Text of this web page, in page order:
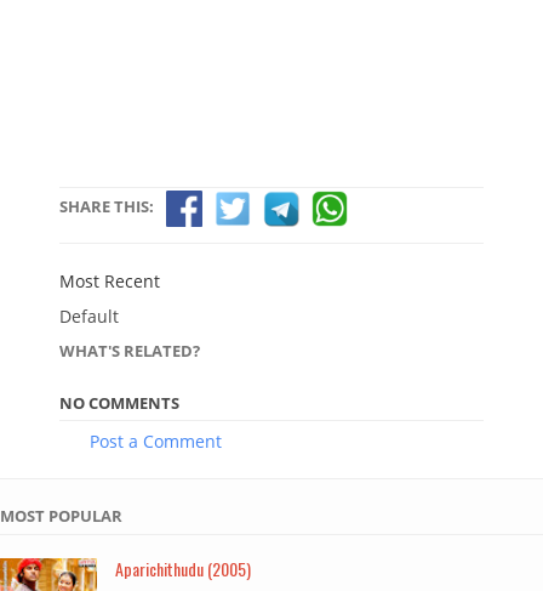
SHARE THIS:
Most Recent
Default
WHAT'S RELATED?
NO COMMENTS
Post a Comment
MOST POPULAR
Aparichithudu (2005)